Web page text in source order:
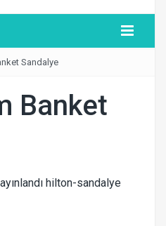
Sandalye
Banket
hilton-sandalye